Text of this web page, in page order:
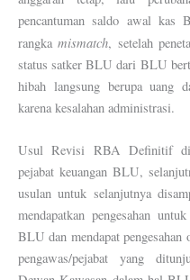
pencantuman saldo awal kas
rangkamismatch, setelah
status satker BLU dari BLU
hibah langsung berupa uang
karena kesalahan administrasi.
Usul Revisi RBA Definitif
pejabat keuangan BLU,
usulan untuk selanjutnya
mendapatkan pengesahan
BLU dan mendapat
pengawas/pejabat yang